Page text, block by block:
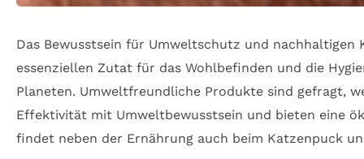
Das Bewusstsein für Umweltschutz und nachhaltigen
essenziellen Zutat für das Wohlbefinden und die
Planeten. Umweltfreundliche Produkte sind gefragt,
Effektivität mit Umweltbewusstsein und bieten eine
findet neben der Ernährung auch beim Katzenpuck